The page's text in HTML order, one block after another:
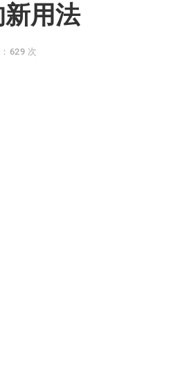
用法
629 次